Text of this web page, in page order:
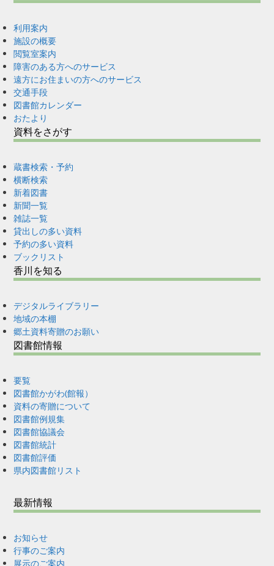
利用案内
施設の概要
閲覧室案内
障害のある方へのサービス
遠方にお住まいの方へのサービス
交通手段
図書館カレンダー
おたより
資料をさがす
蔵書検索・予約
横断検索
新着図書
新聞一覧
雑誌一覧
貸出しの多い資料
予約の多い資料
ブックリスト
香川を知る
デジタルライブラリー
地域の本棚
郷土資料寄贈のお願い
図書館情報
要覧
図書館かがわ(館報）
資料の寄贈について
図書館例規集
図書館協議会
図書館統計
図書館評価
県内図書館リスト
最新情報
お知らせ
行事のご案内
展示のご案内